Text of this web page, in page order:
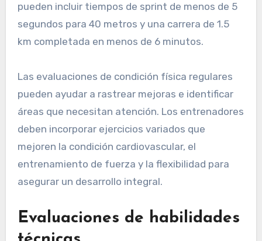
pueden incluir tiempos de sprint de menos de 5
segundos para 40 metros y una carrera de 1.5
km completada en menos de 6 minutos.
Las evaluaciones de condición física regulares
pueden ayudar a rastrear mejoras e identificar
áreas que necesitan atención. Los entrenadores
deben incorporar ejercicios variados que
mejoren la condición cardiovascular, el
entrenamiento de fuerza y la flexibilidad para
asegurar un desarrollo integral.
Evaluaciones de habilidades